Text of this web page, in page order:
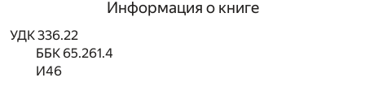
Информация о книге
УДК 336.22
ББК 65.261.4
И46